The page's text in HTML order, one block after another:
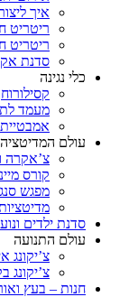
איך
ריטריט
ריטריט
סדנת
כלי נגינה
קסילורוח
מעמד
עולם
צ’אקרה
קורס
מפגש
סדנת ילדים
עולם התנועה
צ’יקונג
צ’יקונג
חנות – בעץ